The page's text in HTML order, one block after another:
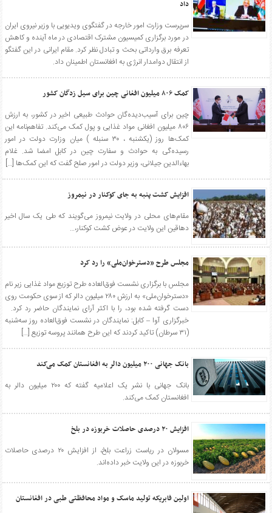
داد
سرپرست وزارت امور خارجه در گفتگوی ویدیویی با وزیر نیروی ایران
در مورد برگزاری کمیسیون مشترک اقتصادی در ماه آینده و کاهش
تعرفه برق وارداتی بحث و تبادل نظر کرد. مقام ایرانی در این گفتگو
از انتقال دوامدار انرژی به افغانستان اطمینان داد.
کمک ۸۰۶ میلیون افغانی چین برای سیل زدگان کشور
چین برای آسیب‌دیده‌گان حوادث طبیعی اخیر در کشور، به ارزش
۸۰۶ میلیون افغانی مواد غذایی و پول کمک می‌کند. تفاهم‌نامه این
کمک‌ها روز (یکشنبه ، ۳۰ سنبله ) میان وزارت دولت در امور
رسیده‌گی به حوادث و سفارت چین در کابل امضا شد. غلام
بهاءالدین جیلانی، وزیر دولت در امور صلح گفت که این کمک‌ها […]
افزایش کشت پنبه به جای کوکنار در نیمروز
مقام‌های محلی در ولایت نیمروز می‌گویند که طی یک سال اخیر
دهاقین این ولایت در عوض کشت کوکنار،…
مجلس طرح «دسترخوان‌ملی» را رد کرد
مجلس با برگزاری نشست فوق‌العاده طرح توزیع مواد غذایی زیر نام
«دسترخوان‌ملی» به ارزش ۲۸۰ میلیون دالر که از سوی حکومت روی
دست گرفته شده بود، را با اکثر آرای نمایندگان حاضر رد کرد.
خبرگزاری آوا – کابل: نمایندگان در نشست فوق‌العاده روز سه‌شنبه
(۳۱ سرطان) تاکید کردند که این طرح همانند پروسه توزیع […]
بانک جهانی ۲۰۰ میلیون دالر به افغانستان کمک می‌کند
بانک جهانی با نشر یک اعلامیه گفته که ۲۰۰ میلیون دالر به
افغانستان کمک می‌کند.
افزایش ۲۰ درصدی حاصلات خربوزه در بلخ
مسولان در ریاست زراعت بلخ، از افزایش ۲۰ درصدی حاصلات
خربوزه در این ولایت خبر داده‌اند.
اولین فابریکه تولید ماسک و مواد محافظتی طبی در افغانستان